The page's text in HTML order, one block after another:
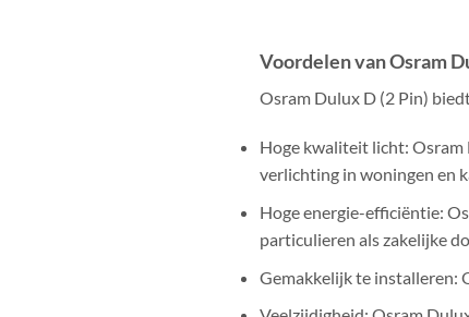
Voordelen van Osram
Osram Dulux D (2 Pin)
Hoge kwaliteit licht:
verlichting in woningen en
Hoge energie-efficiëntie:
particulieren als zakelijke
Gemakkelijk te installeren: